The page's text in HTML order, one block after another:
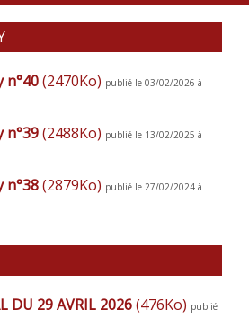
n°40(2470Ko) publié le 03/02/2026 à
n°39(2488Ko) publié le 13/02/2025 à
n°38(2879Ko) publié le 27/02/2024 à
DU 29 AVRIL 2026(476Ko) publié